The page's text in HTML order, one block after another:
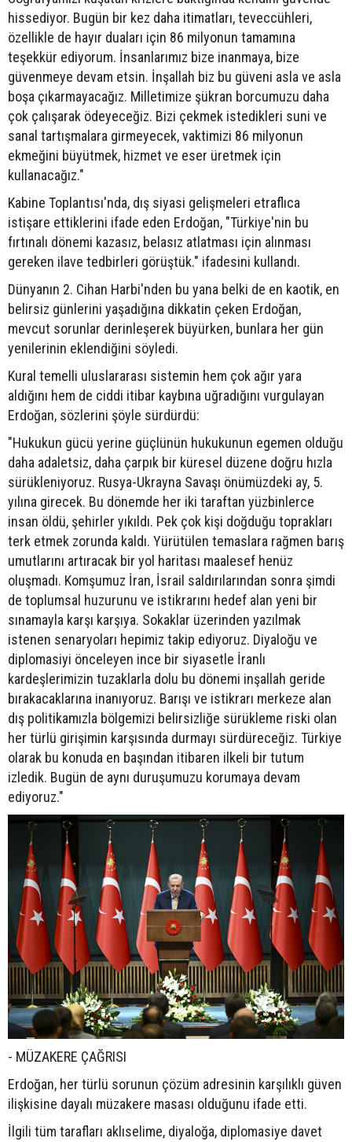
hissediyor. Bugün bir kez daha itimatları, teveccühleri,
özellikle de hayır duaları için 86 milyonun tamamına
teşekkür ediyorum. İnsanlarımız bize inanmaya, bize
güvenmeye devam etsin. İnşallah biz bu güveni asla ve asla
boşa çıkarmayacağız. Milletimize şükran borcumuzu daha
çok çalışarak ödeyeceğiz. Bizi çekmek istedikleri suni ve
sanal tartışmalara girmeyecek, vaktimizi 86 milyonun
ekmeğini büyütmek, hizmet ve eser üretmek için
kullanacağız."
Kabine Toplantısı'nda, dış siyasi gelişmeleri etraflıca
istişare ettiklerini ifade eden Erdoğan, "Türkiye'nin bu
fırtınalı dönemi kazasız, belasız atlatması için alınması
gereken ilave tedbirleri görüştük." ifadesini kullandı.
Dünyanın 2. Cihan Harbi'nden bu yana belki de en kaotik, en
belirsiz günlerini yaşadığına dikkatin çeken Erdoğan,
mevcut sorunlar derinleşerek büyürken, bunlara her gün
yenilerinin eklendiğini söyledi.
Kural temelli uluslararası sistemin hem çok ağır yara
aldığını hem de ciddi itibar kaybına uğradığını vurgulayan
Erdoğan, sözlerini şöyle sürdürdü:
"Hukukun gücü yerine güçlünün hukukunun egemen olduğu
daha adaletsiz, daha çarpık bir küresel düzene doğru hızla
sürükleniyoruz. Rusya-Ukrayna Savaşı önümüzdeki ay, 5.
yılına girecek. Bu dönemde her iki taraftan yüzbinlerce
insan öldü, şehirler yıkıldı. Pek çok kişi doğduğu toprakları
terk etmek zorunda kaldı. Yürütülen temaslara rağmen barış
umutlarını artıracak bir yol haritası maalesef henüz
oluşmadı. Komşumuz İran, İsrail saldırılarından sonra şimdi
de toplumsal huzurunu ve istikrarını hedef alan yeni bir
sınamayla karşı karşıya. Sokaklar üzerinden yazılmak
istenen senaryoları hepimiz takip ediyoruz. Diyaloğu ve
diplomasiyi önceleyen ince bir siyasetle İranlı
kardeşlerimizin tuzaklarla dolu bu dönemi inşallah geride
bırakacaklarına inanıyoruz. Barışı ve istikrarı merkeze alan
dış politikamızla bölgemizi belirsizliğe sürükleme riski olan
her türlü girişimin karşısında durmayı sürdüreceğiz. Türkiye
olarak bu konuda en başından itibaren ilkeli bir tutum
izledik. Bugün de aynı duruşumuzu korumaya devam
ediyoruz."
- MÜZAKERE ÇAĞRISI
Erdoğan, her türlü sorunun çözüm adresinin karşılıklı güven
ilişkisine dayalı müzakere masası olduğunu ifade etti.
İlgili tüm tarafları aklıselime, diyaloğa, diplomasiye davet